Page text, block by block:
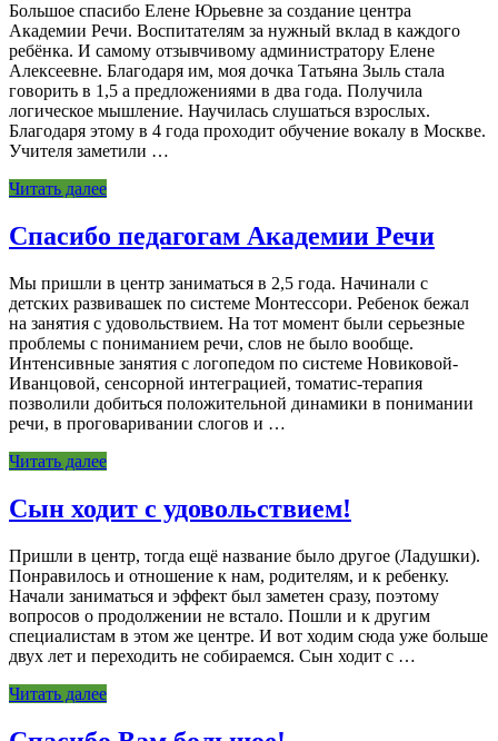
Большое спасибо Елене Юрьевне за создание центра
Академии Речи. Воспитателям за нужный вклад в каждого
ребёнка. И самому отзывчивому администратору Елене
Алексеевне. Благодаря им, моя дочка Татьяна Зыль стала
говорить в 1,5 а предложениями в два года. Получила
логическое мышление. Научилась слушаться взрослых.
Благодаря этому в 4 года проходит обучение вокалу в Москве.
Учителя заметили …
Читать далее
Спасибо педагогам Академии Речи
Мы пришли в центр заниматься в 2,5 года. Начинали с
детских развивашек по системе Монтессори. Ребенок бежал
на занятия с удовольствием. На тот момент были серьезные
проблемы с пониманием речи, слов не было вообще.
Интенсивные занятия с логопедом по системе Новиковой-
Иванцовой, сенсорной интеграцией, томатис-терапия
позволили добиться положительной динамики в понимании
речи, в проговаривании слогов и …
Читать далее
Сын ходит с удовольствием!
Пришли в центр, тогда ещё название было другое (Ладушки).
Понравилось и отношение к нам, родителям, и к ребенку.
Начали заниматься и эффект был заметен сразу, поэтому
вопросов о продолжении не встало. Пошли и к другим
специалистам в этом же центре. И вот ходим сюда уже больше
двух лет и переходить не собираемся. Сын ходит с …
Читать далее